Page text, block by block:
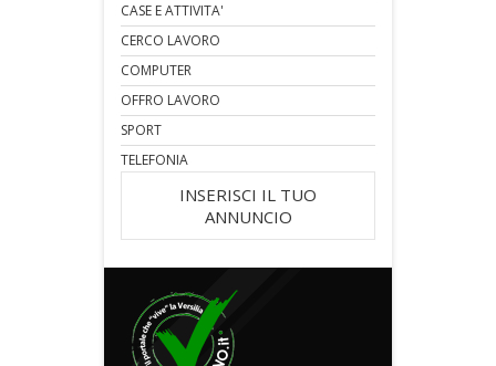
CASE E ATTIVITA'
CERCO LAVORO
COMPUTER
OFFRO LAVORO
SPORT
TELEFONIA
INSERISCI IL TUO
ANNUNCIO